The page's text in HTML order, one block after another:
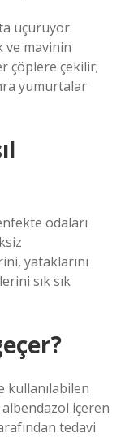
uçuruyor.
ve mavinin
çöplere çekilir;
yumurtalar
odaları
yataklarını
sık sık
kullanılabilen
içeren
tedavi